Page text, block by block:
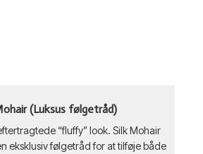
(Luksus følgetråd)
“fluffy” look. Silk Mohair
eksklusiv følgetråd for at tilføje både